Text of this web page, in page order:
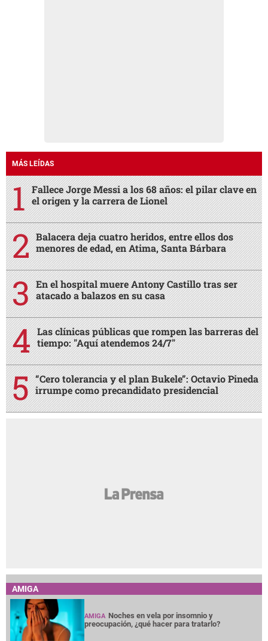
MÁS LEÍDAS
Fallece Jorge Messi a los 68 años: el pilar clave en
el origen y la carrera de Lionel
Balacera deja cuatro heridos, entre ellos dos
menores de edad, en Atima, Santa Bárbara
En el hospital muere Antony Castillo tras ser
atacado a balazos en su casa
Las clínicas públicas que rompen las barreras del
tiempo: "Aquí atendemos 24/7"
“Cero tolerancia y el plan Bukele”: Octavio Pineda
irrumpe como precandidato presidencial
AMIGA
AMIGA Noches en vela por insomnio y
preocupación, ¿qué hacer para tratarlo?